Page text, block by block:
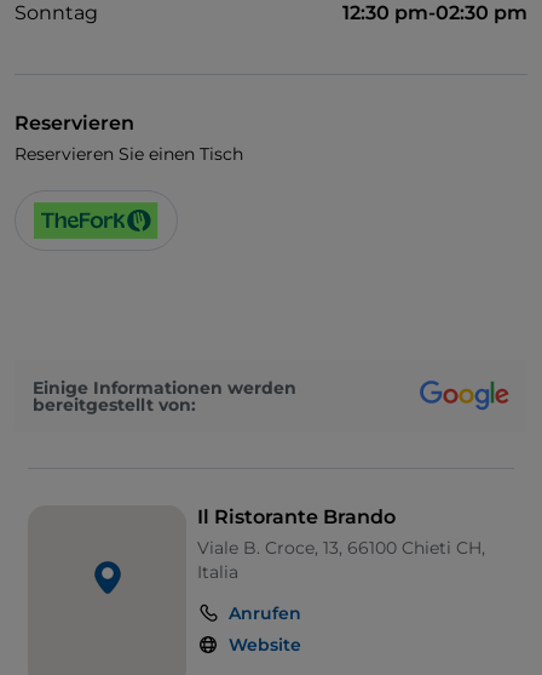
Sonntag
12:30 pm-02:30 pm
Reservieren
Reservieren Sie einen Tisch
Einige Informationen werden
bereitgestellt von:
Il Ristorante Brando
Viale B. Croce, 13, 66100 Chieti CH,
Italia
Anrufen
Website